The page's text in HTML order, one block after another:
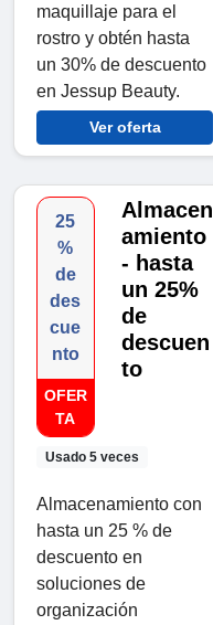
maquillaje para el
rostro y obtén hasta
un 30% de descuento
en Jessup Beauty.
Ver oferta
25
%
de
des
cue
nto
OFER
TA
Usado 5 veces
Almacen
amiento
- hasta
un 25%
de
descuen
to
Almacenamiento con
hasta un 25 % de
descuento en
soluciones de
organización